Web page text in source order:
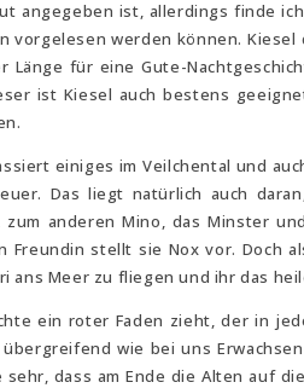
angegeben ist, allerdings finde
werden können. Kiesel
für eine Gute-
ist Kiesel auch bestens
einiges im Veilchental und
Das liegt natürlich auch
anderen Mino, das Minster
stellt sie Nox vor. Doch
ans Meer zu fliegen und ihr das
ein roter Faden zieht, der in
wie bei uns
dass am Ende die Alten auf